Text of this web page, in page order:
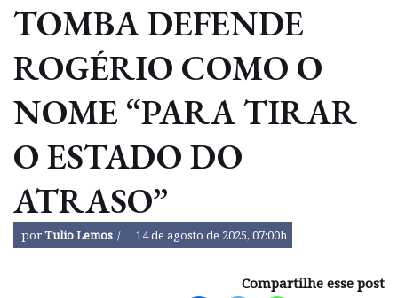
TOMBA DEFENDE
ROGÉRIO COMO O
NOME “PARA TIRAR
O ESTADO DO
ATRASO”
porTulio Lemos 14 de agosto de 2025, 07:00h
Compartilhe esse post